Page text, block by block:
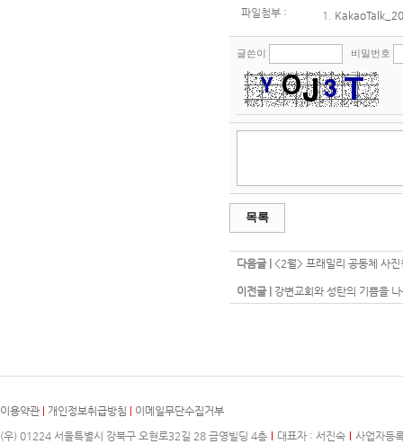
파일첨부 : 1.
글쓴이 비밀번호
목록
다음글 | <2월> 프래밀리 공동체 사진
이전글 | 강변교회와 성탄의 기쁨을
이용약관 개인정보취급방침
이메일무단수집거부
(우) 01224 서울특별시 강북구 오현로32길 28 금영빌딩 4층
대표자 : 서진숙
사업자등